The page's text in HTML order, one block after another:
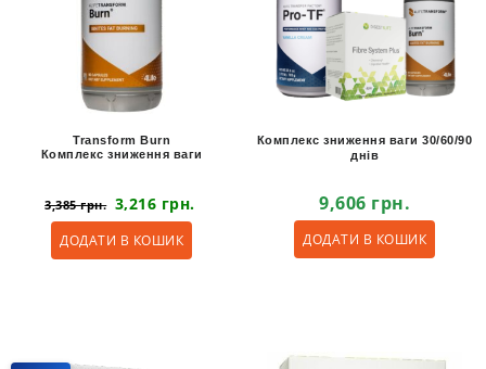
Transform Burn
Комплекс зниження ваги
3,385грн. 3,216 грн.
ДОДАТИ В КОШИК
Комплекс зниження ваги 30/60/90
днів
9,606 грн.
ДОДАТИ В КОШИК